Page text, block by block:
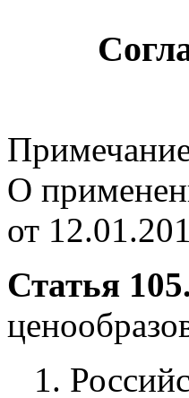
О
от
Статья
1.